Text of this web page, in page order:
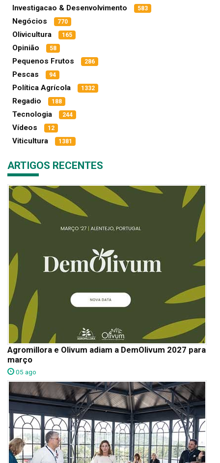
Investigacao & Desenvolvimento 583
Negócios 770
Olivicultura 165
Opinião 58
Pequenos Frutos 286
Pescas 94
Política Agrícola 1332
Regadio 188
Tecnologia 244
Vídeos 12
Viticultura 1381
ARTIGOS RECENTES
Agromillora e Olivum adiam a DemOlivum 2027 para
março
05 ago